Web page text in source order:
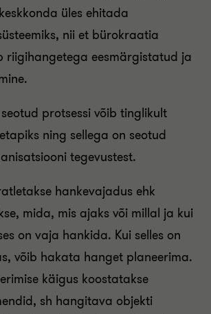
üles ehitada
nii et bürokraatia
riigihangetega eesmärgistatud ja
protsessi võib tinglikult
ning sellega on seotud
tegevustest.
hankevajadus ehk
mida, mis ajaks või millal ja kui
on vaja hankida. Kui selles on
võib hakata hanget planeerima.
käigus koostatakse
sh hangitava objekti